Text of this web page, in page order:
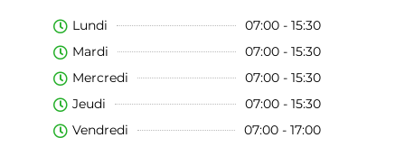
Lundi
07:00 - 15:30
Mardi
07:00 - 15:30
Mercredi
07:00 - 15:30
Jeudi
07:00 - 15:30
Vendredi
07:00 - 17:00